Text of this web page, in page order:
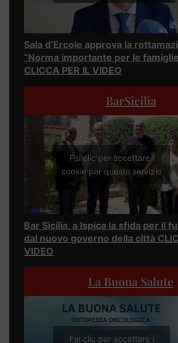
Sala d’Ercole approva la
“Norma importante per le
CLICCA PER IL VIDEO
BarSicilia
Fai clic per accettare i
cookie per questo servizio
Bar Sicilia, a Ispica la sfida per il
dal nuovo governo della città
VIDEO
La Buona Salute
Fai clic per accettare i